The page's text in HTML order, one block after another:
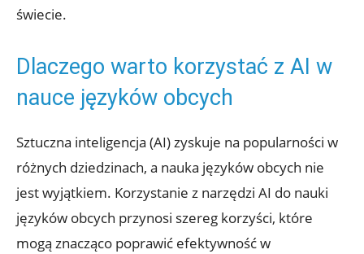
świecie.
Dlaczego warto korzystać z AI⁤ w
nauce języków obcych
Sztuczna ​inteligencja (AI) zyskuje na popularności ⁢w
różnych dziedzinach, a nauka języków obcych nie
jest wyjątkiem. Korzystanie z narzędzi AI ⁣do nauki
języków⁢ obcych ‍przynosi szereg korzyści, które
mogą ​znacząco ‌poprawić⁤ efektywność w